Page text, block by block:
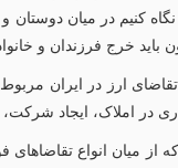
نگاه کنیم در میان
خرج فرزندان و
ارز در ایران
املاک، ایجاد شرکت،
از میان انواع